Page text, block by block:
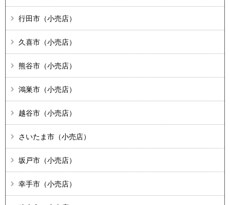
行田市（小売店）
久喜市（小売店）
熊谷市（小売店）
鴻巣市（小売店）
越谷市（小売店）
さいたま市（小売店）
坂戸市（小売店）
幸手市（小売店）